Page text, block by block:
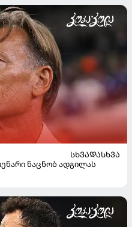
ᲡᲮᲕᲐᲓᲐᲡᲮᲕᲐ
ნაცნობ ადგილას